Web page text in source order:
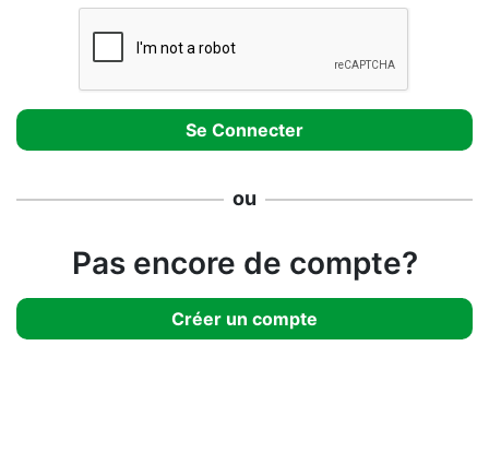
ou
Pas encore de compte?
Créer un compte